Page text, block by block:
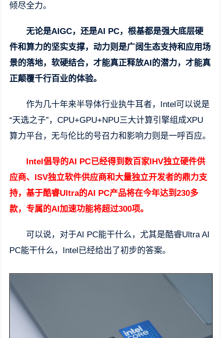
倾尽全力。
无论是AIGC，还是AI PC，根基都是强大底层硬
件和算力的坚实支撑，动力则是广阔生态支持和应用场
景的落地，软硬结合，才能真正释放AI的潜力，才能真
正颠覆千行百业的体验。
作为几十年来半导体行业执牛耳者，Intel可以说是
“天选之子”，CPU+GPU+NPU三大计算引擎组成XPU
算力平台，无与伦比的号召力和影响力则是一呼百应。
Intel倡导的AI PC已经得到数百家IHV独立硬件供
应商、ISV独立软件供应商和大量独立开发者的鼎力支
持，基于酷睿Ultra的AI PC产品将在今年达到230多
款，专属的AI加速功能将超过300项。
可以说，对于AI PC能干什么，尤其是酷睿Ultra AI
PC能干什么，Intel已经给出了初步的答案。